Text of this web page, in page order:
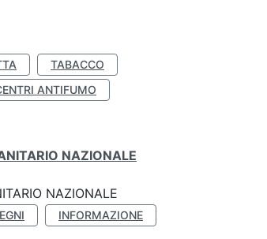
TABACCO
ANTIFUMO
NAZIONALE
NAZIONALE
INFORMAZIONE